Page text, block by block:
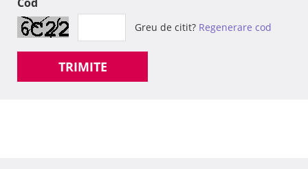
Greu de citit? Regenerare cod
TRIMITE